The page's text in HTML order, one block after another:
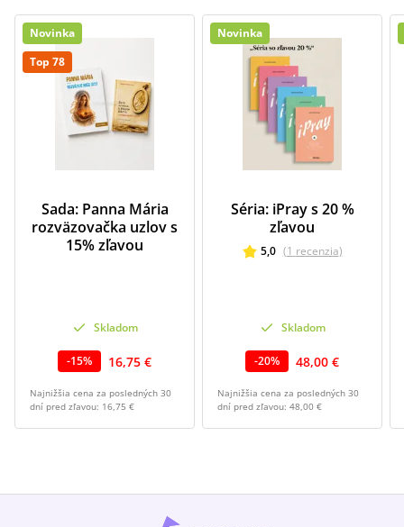
Novinka
Top 78
Sada: Panna Mária
rozväzovačka uzlov s
15% zľavou
Skladom
-15% 16,75 €
Najnižšia cena za posledných 30
dní pred zľavou: 16,75 €
Novinka
Séria: iPray s 20 %
zľavou
5,0 (1 recenzia)
Skladom
-20% 48,00 €
Najnižšia cena za posledných 30
dní pred zľavou: 48,00 €